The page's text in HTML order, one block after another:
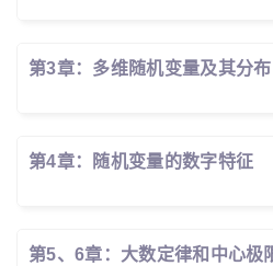
第3章：多维随机变量及其分布
第4章：随机变量的数字特征
第5、6章：大数定律和中心极